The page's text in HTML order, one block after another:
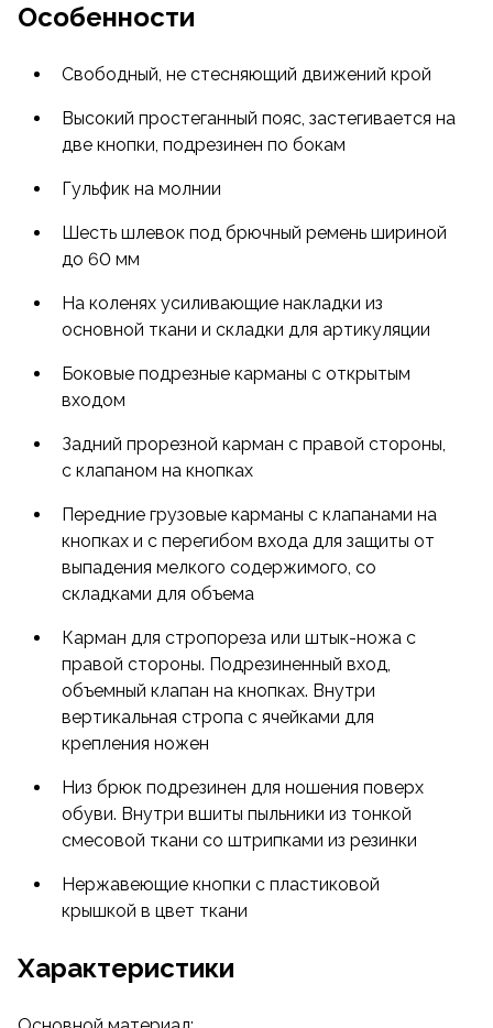
Особенности
Свободный, не стесняющий движений крой
Высокий простеганный пояс, застегивается на
две кнопки, подрезинен по бокам
Гульфик на молнии
Шесть шлевок под брючный ремень шириной
до 60 мм
На коленях усиливающие накладки из
основной ткани и складки для артикуляции
Боковые подрезные карманы с открытым
входом
Задний прорезной карман с правой стороны,
с клапаном на кнопках
Передние грузовые карманы с клапанами на
кнопках и с перегибом входа для защиты от
выпадения мелкого содержимого, со
складками для объема
Карман для стропореза или штык-ножа с
правой стороны. Подрезиненный вход,
объемный клапан на кнопках. Внутри
вертикальная стропа с ячейками для
крепления ножен
Низ брюк подрезинен для ношения поверх
обуви. Внутри вшиты пыльники из тонкой
смесовой ткани со штрипками из резинки
Нержавеющие кнопки с пластиковой
крышкой в цвет ткани
Характеристики